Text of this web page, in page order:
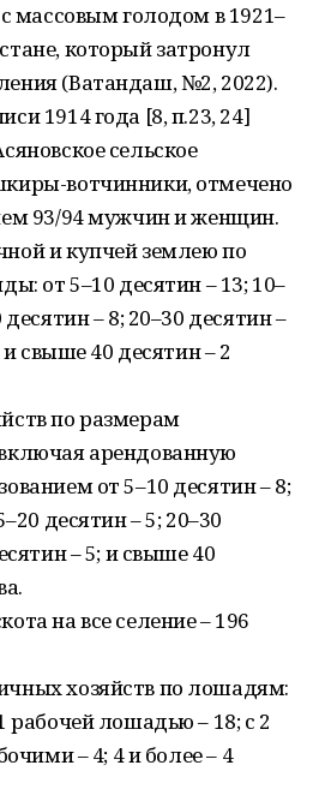
массовым голодом в 1921–
который затронул
(Ватандаш, №2, 2022).
1914 года [8, п.23, 24]
сельское
вотчинники, отмечено
93/94 мужчин и женщин.
и купчей землею по
от 5–10 десятин – 13; 10–
– 8; 20–30 десятин –
и свыше 40 десятин – 2
по размерам
арендованную
от 5–10 десятин – 8;
десятин – 5; 20–30
– 5; и свыше 40
на все селение – 196
хозяйств по лошадям:
рабочей лошадью – 18; с 2
– 4; 4 и более – 4